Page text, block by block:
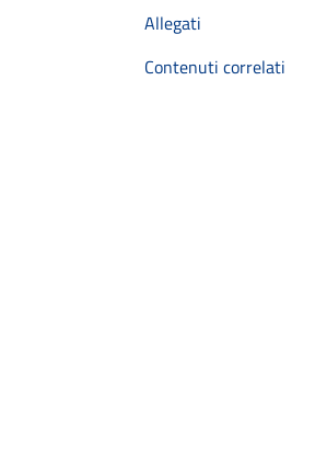
Allegati
Contenuti correlati